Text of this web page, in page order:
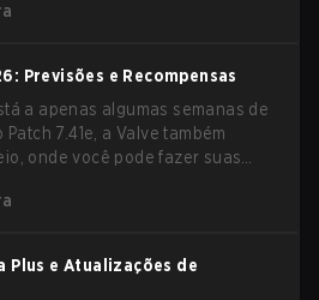
Previsões e Recompensas
a apenas algumas semanas de
7.41e, a Valve também
onde você pode fazer suas
Plus e Atualizações de